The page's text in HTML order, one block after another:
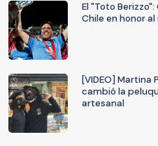
El "Toto
Chile en honor al
[VIDEO] Martina
cambió la
artesanal